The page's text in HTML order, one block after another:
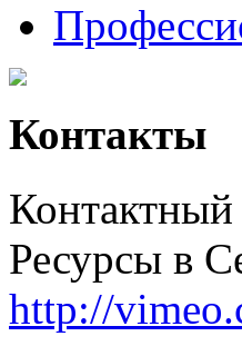
Контакты
Ресурсы в
http://